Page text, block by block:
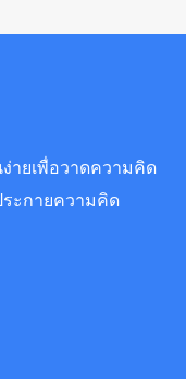
ายเพื่อวาดความคิด
ะกายความคิด